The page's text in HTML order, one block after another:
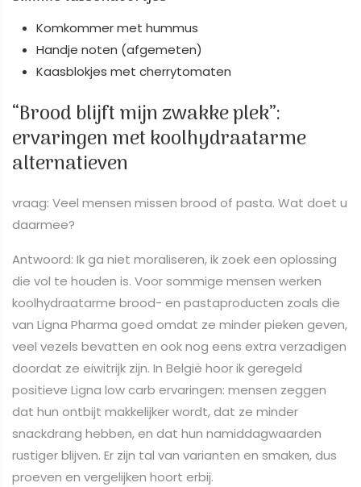
Komkommer met hummus
Handje noten (afgemeten)
Kaasblokjes met cherrytomaten
“Brood blijft mijn zwakke plek”:
ervaringen met koolhydraatarme
alternatieven
vraag: Veel mensen missen brood of pasta. Wat doet u
daarmee?
Antwoord: Ik ga niet moraliseren, ik zoek een oplossing
die vol te houden is. Voor sommige mensen werken
koolhydraatarme brood- en pastaproducten zoals die
van Ligna Pharma goed omdat ze minder pieken geven,
veel vezels bevatten en ook nog eens extra verzadigen
doordat ze eiwitrijk zijn. In België hoor ik geregeld
positieve Ligna low carb ervaringen: mensen zeggen
dat hun ontbijt makkelijker wordt, dat ze minder
snackdrang hebben, en dat hun namiddagwaarden
rustiger blijven. Er zijn tal van varianten en smaken, dus
proeven en vergelijken hoort erbij.